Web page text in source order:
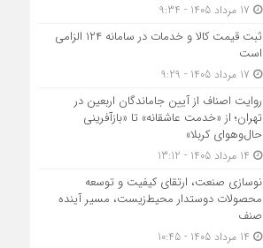
ثبت قیمت کالا و خدمات در سامانه ۱۲۴ الزامی
است
روایت اصناف از آیین جاماندگان اربعین در
تهران؛ از «خدمت عاشقانه» تا «بازآفرینی
حال‌وهوای کربلا»
نوسازی صنعت، ارتقای کیفیت و توسعه
محصولات دوستدار محیط‌زیست، مسیر آینده
صنف